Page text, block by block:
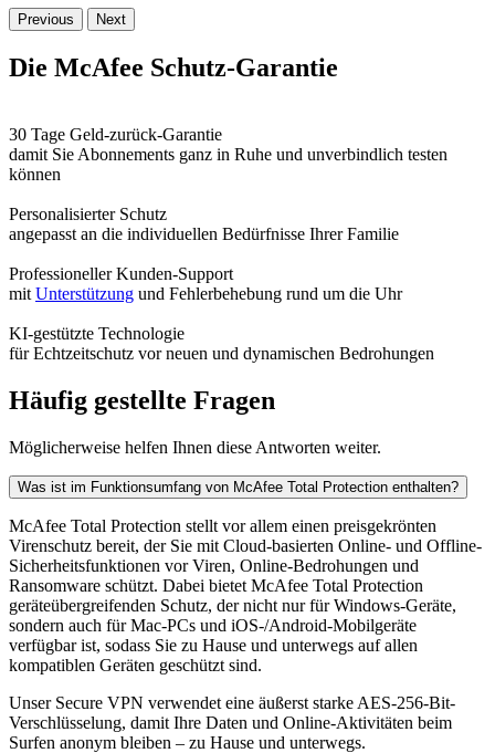
Previous Next
Die McAfee Schutz-Garantie
30 Tage Geld-zurück-Garantie
damit Sie Abonnements ganz in Ruhe und unverbindlich testen
können
Personalisierter Schutz
angepasst an die individuellen Bedürfnisse Ihrer Familie
Professioneller Kunden-Support
mit Unterstützung und Fehlerbehebung rund um die Uhr
KI-gestützte Technologie
für Echtzeitschutz vor neuen und dynamischen Bedrohungen
Häufig gestellte Fragen
Möglicherweise helfen Ihnen diese Antworten weiter.
Was ist im Funktionsumfang von McAfee Total Protection enthalten?
McAfee Total Protection stellt vor allem einen preisgekrönten
Virenschutz bereit, der Sie mit Cloud-basierten Online- und Offline-
Sicherheitsfunktionen vor Viren, Online-Bedrohungen und
Ransomware schützt. Dabei bietet McAfee Total Protection
geräteübergreifenden Schutz, der nicht nur für Windows-Geräte,
sondern auch für Mac-PCs und iOS-/Android-Mobilgeräte
verfügbar ist, sodass Sie zu Hause und unterwegs auf allen
kompatiblen Geräten geschützt sind.
Unser Secure VPN verwendet eine äußerst starke AES-256-Bit-
Verschlüsselung, damit Ihre Daten und Online-Aktivitäten beim
Surfen anonym bleiben – zu Hause und unterwegs.